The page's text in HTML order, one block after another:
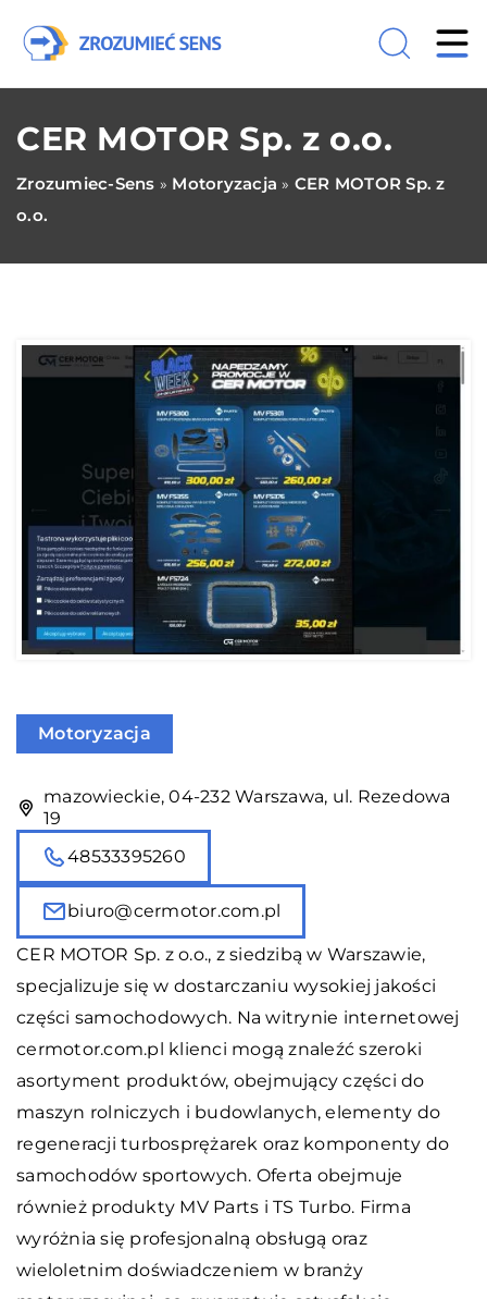
CER MOTOR Sp. z o.o.
Zrozumiec-Sens » Motoryzacja » CER MOTOR Sp. z
o.o.
Motoryzacja
mazowieckie, 04-232 Warszawa, ul. Rezedowa
19
48533395260
biuro@cermotor.com.pl
CER MOTOR Sp. z o.o., z siedzibą w Warszawie,
specjalizuje się w dostarczaniu wysokiej jakości
części samochodowych. Na witrynie internetowej
cermotor.com.pl klienci mogą znaleźć szeroki
asortyment produktów, obejmujący części do
maszyn rolniczych i budowlanych, elementy do
regeneracji turbosprężarek oraz komponenty do
samochodów sportowych. Oferta obejmuje
również produkty MV Parts i TS Turbo. Firma
wyróżnia się profesjonalną obsługą oraz
wieloletnim doświadczeniem w branży